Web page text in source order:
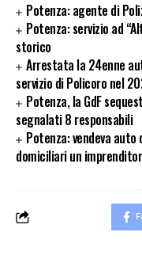
Potenza: agente di
Potenza: servizio ad
storico
Arrestata la 24enne
servizio di Policoro nel
Potenza, la GdF
segnalati 8 responsabili
Potenza: vendeva
domiciliari un